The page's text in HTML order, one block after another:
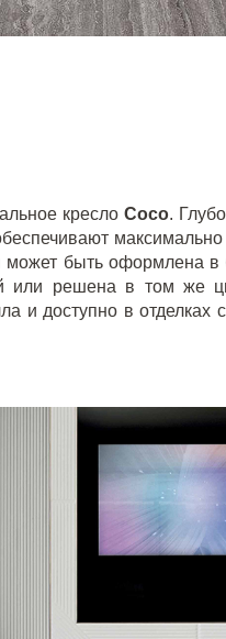
кресло Coco.
быть оформлена в
или решена в том же
и доступно в отделках